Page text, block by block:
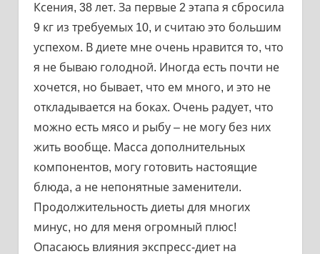
Ксения, 38 лет. За первые 2 этапа я сбросила
9 кг из требуемых 10, и считаю это большим
успехом. В диете мне очень нравится то, что
я не бываю голодной. Иногда есть почти не
хочется, но бывает, что ем много, и это не
откладывается на боках. Очень радует, что
можно есть мясо и рыбу – не могу без них
жить вообще. Масса дополнительных
компонентов, могу готовить настоящие
блюда, а не непонятные заменители.
Продолжительность диеты для многих
минус, но для меня огромный плюс!
Опасаюсь влияния экспресс-диет на